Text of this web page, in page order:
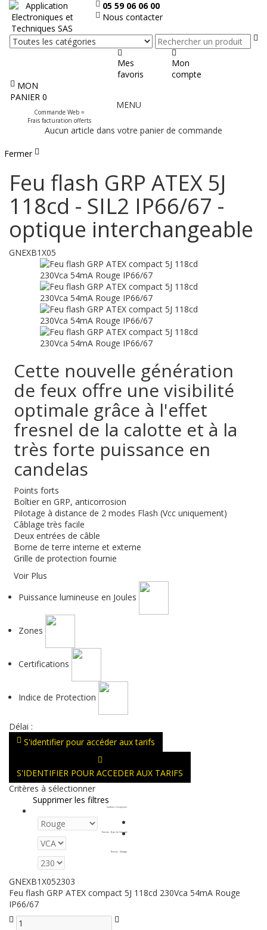
05 59 06 06 00
Nous contacter
Mes
favoris
Mon
compte
MON
PANIER 0
Commande Web =
Frais facturation offerts
le
MENU
Aucun article dans votre panier de commande
Fermer
Feu flash GRP ATEX 5J
118cd - SIL2 IP66/67 -
optique interchangeable
GNEXB1X05
Cette nouvelle génération
de feux offre une visibilité
optimale grâce à l'effet
fresnel de la calotte et à la
très forte puissance en
candelas
Points forts
Boîtier en GRP, anticorrosion
Pilotage à distance de 2 modes Flash (Vcc uniquement)
Câblage très facile
Deux entrées de câble
Borne de terre interne et externe
Grille de protection fournie
Voir Plus
Puissance lumineuse en Joules
Zones
Certifications
Indice de Protection
Délai :
S'identifier pour accéder aux tarifs
S'IDENTIFIER POUR ACCEDER AUX TARIFS
Critères à sélectionner
Supprimer les filtres
Couleurs d'optiques :
Tension - Type de Courant :
Tension - Voltage :
GNEXB1X052303
Feu flash GRP ATEX compact 5J 118cd 230Vca 54mA Rouge
IP66/67